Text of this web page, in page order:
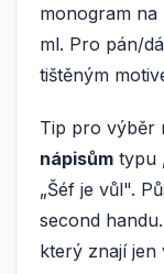
monogram
ml. Pro pán/
tištěným
Tip pro výběr
nápisům typu
„Šéf je vůl".
second
který znají jen